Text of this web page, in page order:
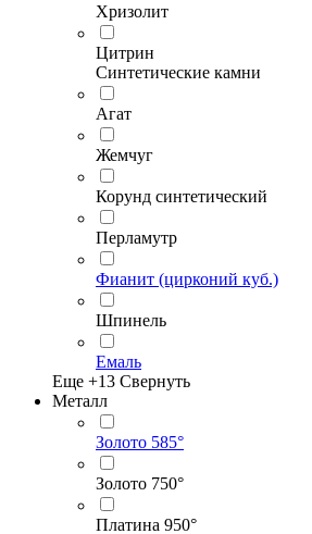
Хризолит
Цитрин
Синтетические камни
Агат
Жемчуг
Корунд синтетический
Перламутр
Фианит (цирконий куб.)
Шпинель
Емаль
Еще +13 Свернуть
Металл
Золото 585°
Золото 750°
Платина 950°